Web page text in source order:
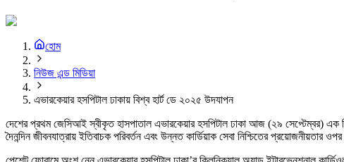
হোম
নিউজ এন্ড মিডিয়া
এভারকেয়ার হসপিটাল ঢাকায় বিশ্ব হার্ট ডে ২০২৫ উদযাপন
দেশের প্রথম জেসিআই স্বীকৃত হাসপাতাল এভারকেয়ার হসপিটাল ঢাকা আজ (২৯ সেপ্টেম্বর) এক
দৈনন্দিন জীবনযাত্রায় ইতিবাচক পরিবর্তন এবং উন্নত কার্ডিয়াক সেবা নিশ্চিতের প্রয়োজনীয়তার